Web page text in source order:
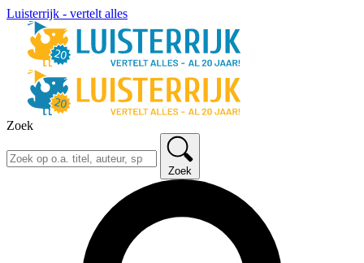
Luisterrijk - vertelt alles
Zoek
Zoek